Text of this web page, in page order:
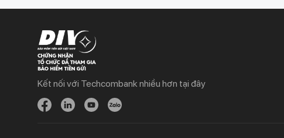
thị thông minh, hiện đại và bền vững tại TP.HCM.
Khách hàng cá nhân
Chi tiêu
Khách hàng doanh
Kết nối với Techcombank nhiều hơn tại đây